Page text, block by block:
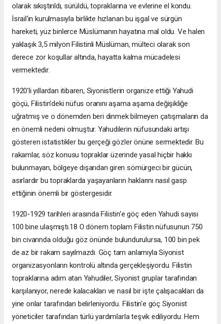
olarak sıkıştırıldı, sürüldü, topraklarına ve evlerine el kondu.
İsrail'in kurulmasıyla birlikte hızlanan bu işgal ve sürgün
hareketi, yüz binlerce Müslümanın hayatına mal oldu. Ve halen
yaklaşık 3,5 milyon Filistinli Müslüman, mülteci olarak son
derece zor koşullar altında, hayatta kalma mücadelesi
vermektedir.
1920'li yıllardan itibaren, Siyonistlerin organize ettiği Yahudi
göçü, Filistin'deki nüfus oranını aşama aşama değişikliğe
uğratmış ve o dönemden beri dinmek bilmeyen çatışmaların da
en önemli nedeni olmuştur. Yahudilerin nüfusundaki artışı
gösteren istatistikler bu gerçeği gözler önüne sermektedir. Bu
rakamlar, söz konusu topraklar üzerinde yasal hiçbir hakkı
bulunmayan, bölgeye dışarıdan giren sömürgeci bir gücün,
asırlardır bu topraklarda yaşayanların haklarını nasıl gasp
ettiğinin önemli bir göstergesidir.
1920-1929 tarihleri arasında Filistin'e göç eden Yahudi sayısı
100 bine ulaşmıştı.18 O dönem toplam Filistin nüfusunun 750
bin civarında olduğu göz önünde bulundurulursa, 100 bin pek
de az bir rakam sayılmazdı. Göç tam anlamıyla Siyonist
organizasyonların kontrolü altında gerçekleşiyordu. Filistin
topraklarına adım atan Yahudiler, Siyonist gruplar tarafından
karşılanıyor, nerede kalacakları ve nasıl bir işte çalışacakları da
yine onlar tarafından belirleniyordu. Filistin'e göç Siyonist
yöneticiler tarafından türlü yardımlarla teşvik ediliyordu. Hem